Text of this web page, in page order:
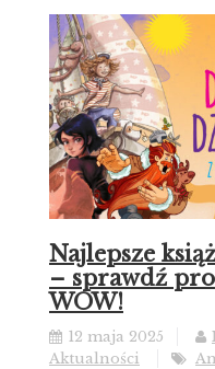
Najlepsze
– sprawdź
WOW!
12 maja 2025
Aktualności